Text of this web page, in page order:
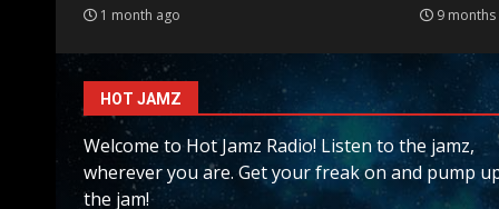
1 month ago 9 months
HOT JAMZ
Welcome to Hot Jamz Radio! Listen to the jamz,
wherever you are. Get your freak on and pump
the jam!